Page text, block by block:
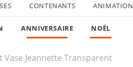
CONTENANTS ANIMATION
ANNIVERSAIRE NOËL
Vase Jeannette Transparent